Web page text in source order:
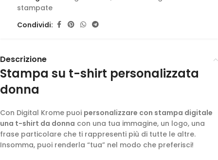
stampate
Condividi:
Descrizione
Stampa su t-shirt personalizzata
donna
Con Digital Krome puoi personalizzare con stampa digitale
una t-shirt da donna con una tua immagine, un logo, una
frase particolare che ti rappresenti più di tutte le altre.
Insomma, puoi renderla “tua” nel modo che preferisci!